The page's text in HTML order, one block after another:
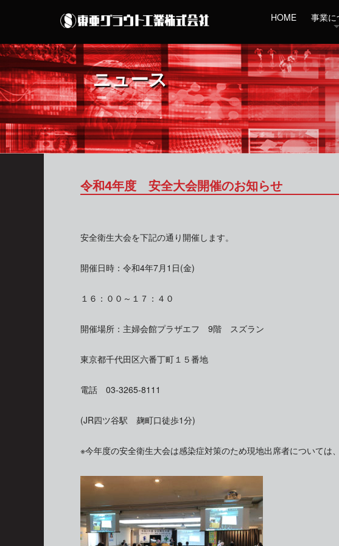
HOME 事業に
ニュース
令和4年度 安全大会開催のお知らせ
安全衛生大会を下記の通り開催します。
開催日時：令和4年7月1日(金)
１６：００～１７：４０
開催場所：主婦会館プラザエフ 9階 スズラン
東京都千代田区六番丁町１５番地
電話 03-3265-8111
(JR四ツ谷駅 麹町口徒歩1分)
※今年度の安全衛生大会は感染症対策のため現地出席者については